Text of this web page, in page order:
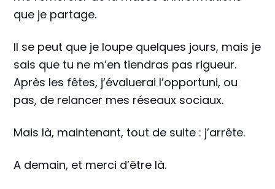
que je partage.
Il se peut que je loupe quelques jours, mais je
sais que tu ne m’en tiendras pas rigueur.
Après les fêtes, j’évaluerai l’opportuni, ou
pas, de relancer mes réseaux sociaux.
Mais là, maintenant, tout de suite : j’arrête.
A demain, et merci d’être là.